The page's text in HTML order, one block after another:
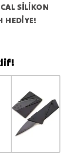
SİLİKON
HEDİYE!